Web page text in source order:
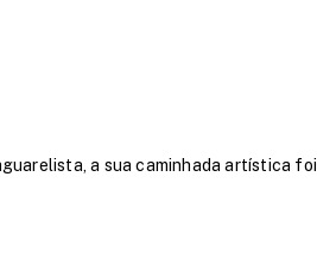
a sua caminhada artística foi